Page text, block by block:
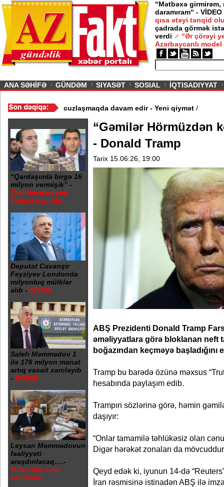
“Mətbəxə girmirəm,
daramıram“ - VİDEO
qısa ətəyi tənqid
çadrada görmək
verdi
“Ər çörəyi
Azərbaycanlı model
ANA SƏHİFƏ GÜNDƏM SIYASƏT SOSIAL İQTISADIYYAT
/ Azərbaycan nefti ucuzlaşmaqda davam edir - Yeni qiymət
“Qardaşımla birgə 16
milyon vermişik” -
Tale Heydərovun
ifadəsi oxundu
Deputat Cavanşir
Feyziyev Londonda
milyonluq mülklər
alıb - SİYAHI
Saleh Məmmədov 1
ilə 176 milyon manat
artıq vəsait xərcləyib
- RƏSMİ
Leysan Məmmədovun
fəaliyyəti
araşdırılacaq….-
Milyonlar necə
xərclənir?
“Gəmilər Hörmüzdən
- Donald Tramp
Tarix 15.06.26, 19:00
ABŞ Prezidenti Donald Tramp
əməliyyatlara görə bloklanan neft
boğazından keçməyə başladığını
Tramp bu barədə özünə məxsus
hesabında paylaşım edib.
Trampın sözlərinə görə, həmin
daşıyır:
“Onlar tamamilə təhlükəsiz olan
Digər hərəkət zonaları da
Qeyd edək ki, iyunun 14-də
İran rəsmisinə istinadən ABŞ ilə